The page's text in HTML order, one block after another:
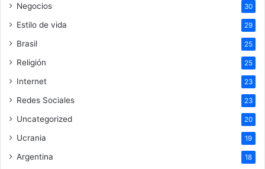
Negocios 30
Estilo de vida 29
Brasil 25
Religión 25
Internet 23
Redes Sociales 23
Uncategorized 20
Ucrania 19
Argentina 18